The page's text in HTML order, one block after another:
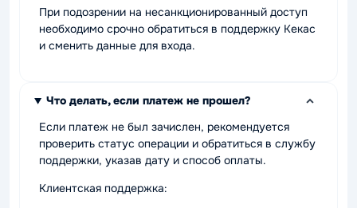
При подозрении на несанкционированный доступ
необходимо срочно обратиться в поддержку Кекас
и сменить данные для входа.
Что делать, если платеж не прошел?
Если платеж не был зачислен, рекомендуется
проверить статус операции и обратиться в службу
поддержки, указав дату и способ оплаты.
Клиентская поддержка: